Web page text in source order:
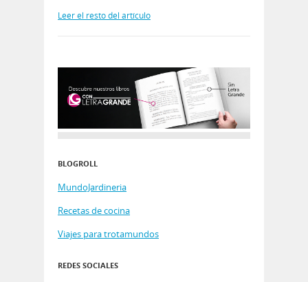
Leer el resto del artículo
BLOGROLL
MundoJardineria
Recetas de cocina
Viajes para trotamundos
REDES SOCIALES